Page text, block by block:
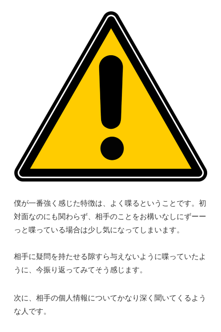
僕が一番強く感じた特徴は、よく喋るということです。初
対面なのにも関わらず、相手のことをお構いなしにずーー
っと喋っている場合は少し気になってしまいます。
相手に疑問を持たせる隙すら与えないように喋っていたよ
うに、今振り返ってみてそう感じます。
次に、相手の個人情報についてかなり深く聞いてくるよう
な人です。